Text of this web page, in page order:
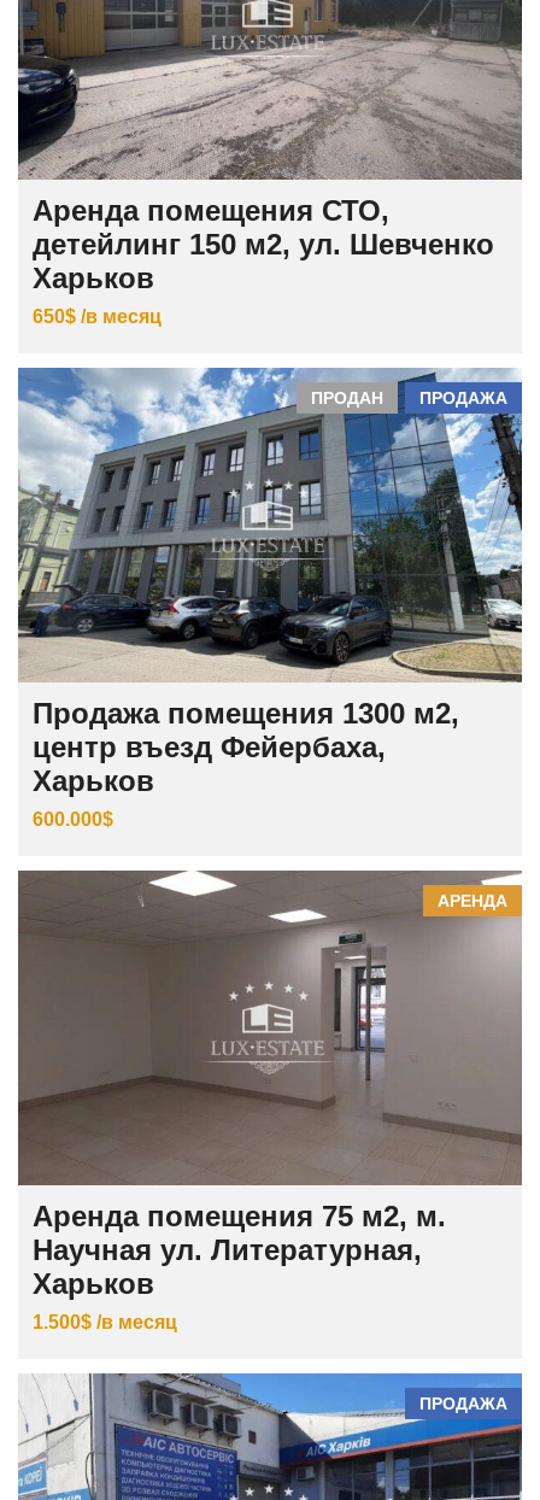
Аренда помещения СТО,
детейлинг 150 м2, ул. Шевченко
Харьков
650$ /в месяц
ПРОДАЖА
ПРОДАН
Продажа помещения 1300 м2,
центр въезд Фейербаха,
Харьков
600.000$
АРЕНДА
Аренда помещения 75 м2, м.
Научная ул. Литературная,
Харьков
1.500$ /в месяц
ПРОДАЖА